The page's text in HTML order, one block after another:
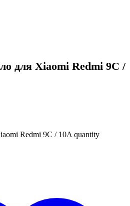
для Xiaomi Redmi 9C /
Redmi 9C / 10A quantity